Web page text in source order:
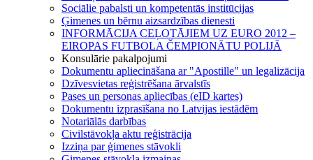
Sociālie pabalsti un kompetentās institūcijas
Ģimenes un bērnu aizsardzības dienesti
INFORMĀCIJA CEĻOTĀJIEM UZ EURO 2012 –
EIROPAS FUTBOLA ČEMPIONĀTU POLIJĀ
Konsulārie pakalpojumi
Dokumentu apliecināšana ar "Apostille" un legalizācija
Dzīvesvietas reģistrēšana ārvalstīs
Pases un personas apliecības (eID kartes)
Dokumentu izprasīšana no Latvijas iestādēm
Notariālās darbības
Civilstāvokļa aktu reģistrācija
Izziņa par ģimenes stāvokli